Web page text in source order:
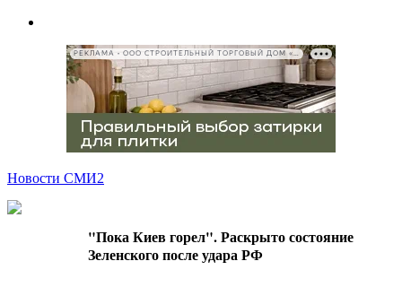
РЕКЛАМА • ООО СТРОИТЕЛЬНЫЙ ТОРГОВЫЙ ДОМ «ПЕТРОВИЧ», ИНН 7802348846
Новости СМИ2
"Пока Киев горел". Раскрыто состояние
Зеленского после удара РФ